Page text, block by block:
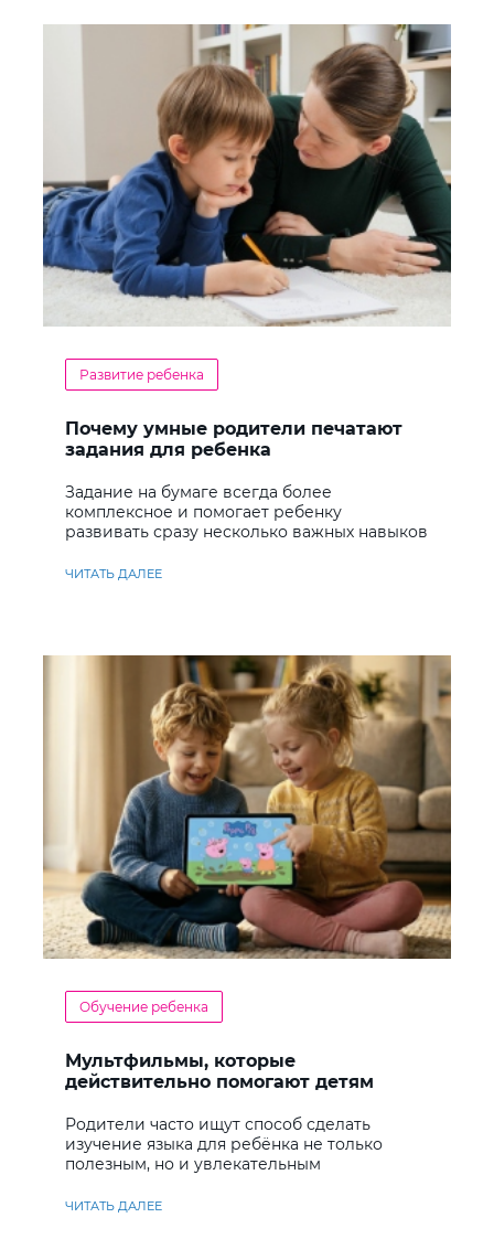
Развитие ребенка
Почему умные родители печатают
задания для ребенка
Задание на бумаге всегда более
комплексное и помогает ребенку
развивать сразу несколько важных навыков
ЧИТАТЬ ДАЛЕЕ
Обучение ребенка
Мультфильмы, которые
действительно помогают детям
Родители часто ищут способ сделать
изучение языка для ребёнка не только
полезным, но и увлекательным
ЧИТАТЬ ДАЛЕЕ